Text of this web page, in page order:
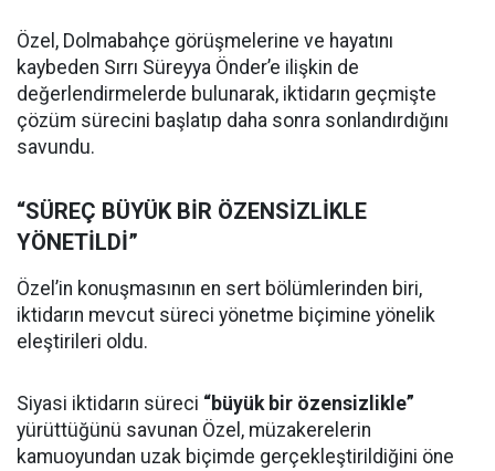
Özel, Dolmabahçe görüşmelerine ve hayatını
kaybeden Sırrı Süreyya Önder’e ilişkin de
değerlendirmelerde bulunarak, iktidarın geçmişte
çözüm sürecini başlatıp daha sonra sonlandırdığını
savundu.
“SÜREÇ BÜYÜK BİR ÖZENSİZLİKLE
YÖNETİLDİ”
Özel’in konuşmasının en sert bölümlerinden biri,
iktidarın mevcut süreci yönetme biçimine yönelik
eleştirileri oldu.
Siyasi iktidarın süreci “büyük bir özensizlikle”
yürüttüğünü savunan Özel, müzakerelerin
kamuoyundan uzak biçimde gerçekleştirildiğini öne